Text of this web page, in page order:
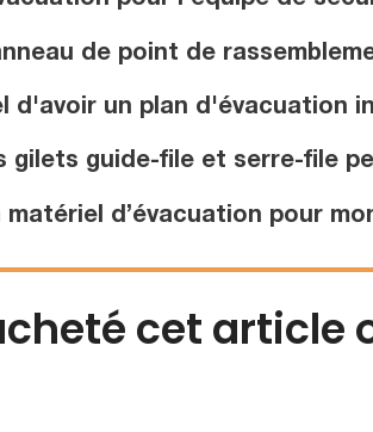
de point de
d'avoir un plan d'évacuation
gilets guide-file et serre-file
d’évacuation pour
cet article